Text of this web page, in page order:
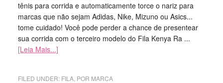
tênis para corrida e automaticamente torce o nariz para
marcas que não sejam Adidas, Nike, Mizuno ou Asics...
tome cuidado! Você pode perder a chance de presentear
sua corrida com o terceiro modelo do Fila Kenya Ra ...
[Leia Mais...]
FILED UNDER: FILA, POR MARCA